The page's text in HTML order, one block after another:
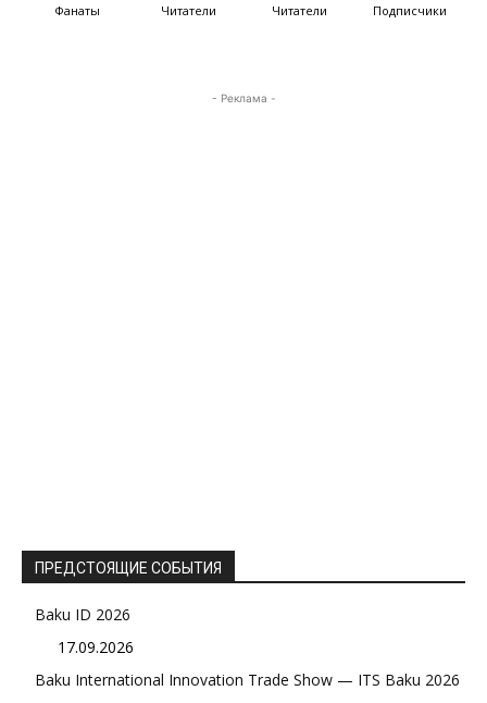
Фанаты Читатели Читатели Подписчики
- Реклама -
ПРЕДСТОЯЩИЕ СОБЫТИЯ
Baku ID 2026
17.09.2026
Baku International Innovation Trade Show — ITS Baku 2026